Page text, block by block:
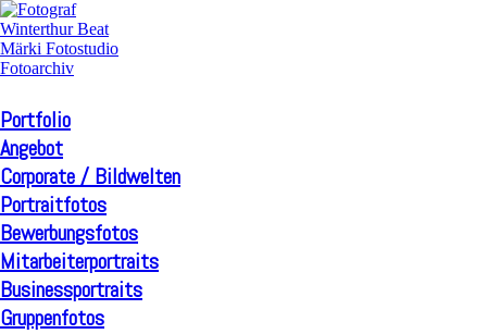
Portfolio
Angebot
Corporate / Bildwelten
Portraitfotos
Bewerbungsfotos
Mitarbeiterportraits
Businessportraits
Gruppenfotos